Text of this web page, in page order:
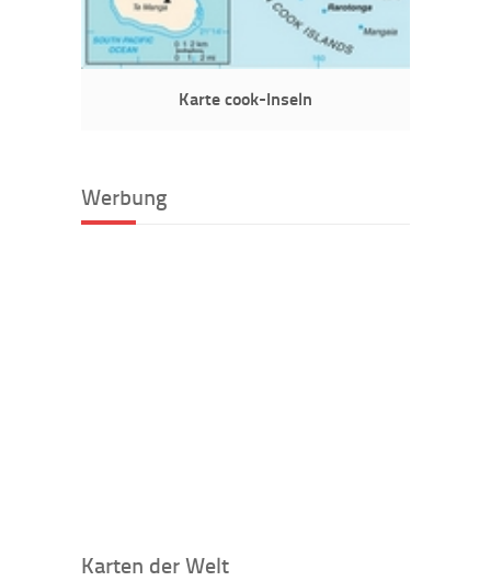
Karte cook-Inseln
Werbung
Karten der Welt